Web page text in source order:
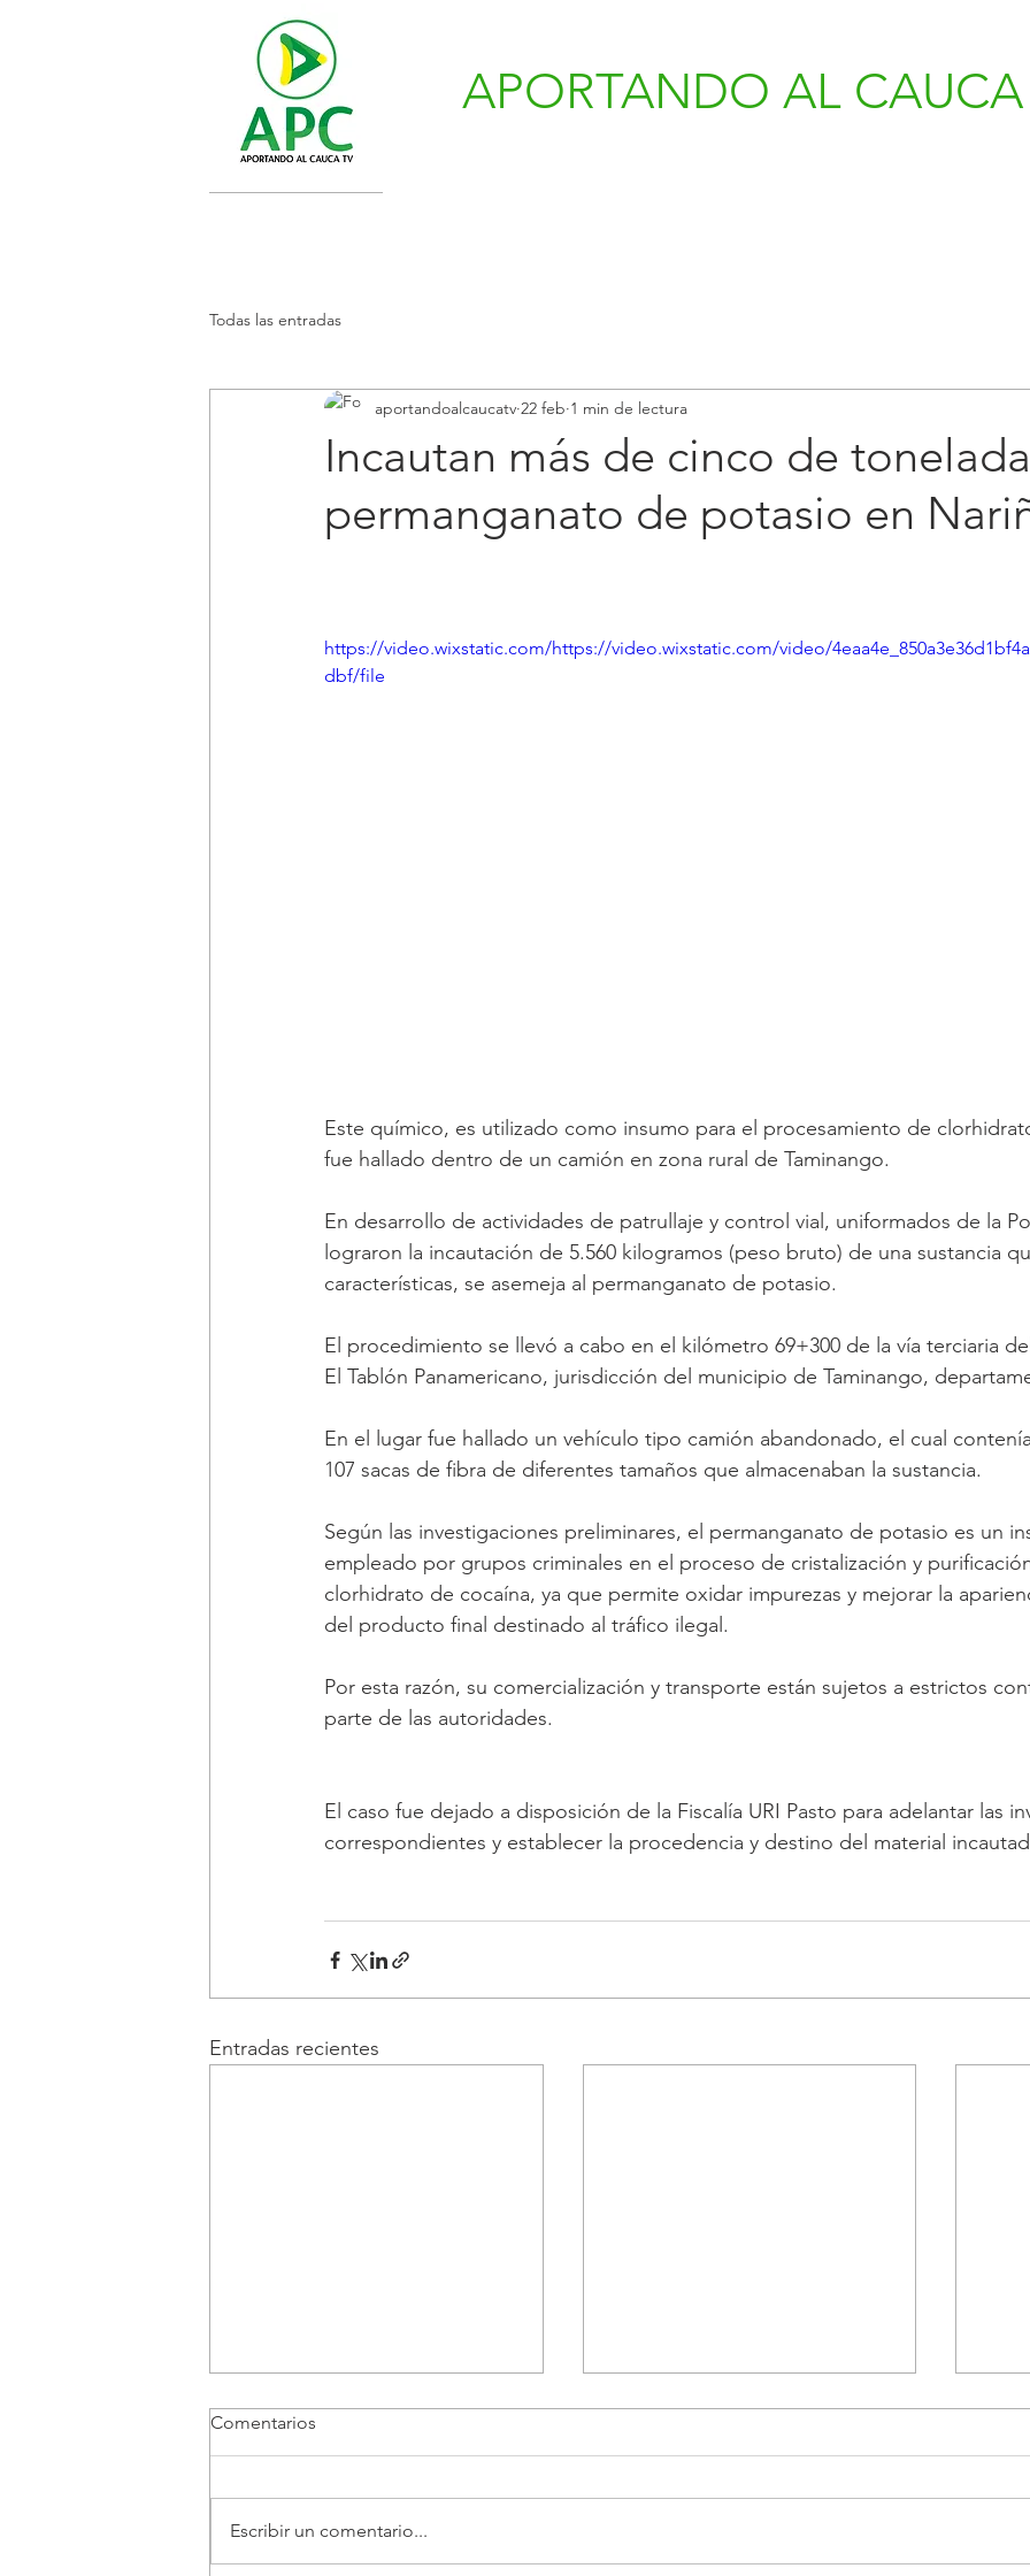
APORTANDO AL CAUCA
Todas las entradas
Incautan más de cinco de
permanganato de potasio en
aportandoalcaucatv 22 feb 1 min de lectura
https://video.wixstatic.com/https://video.wixstatic.com/video/
dbf/file
Este químico, es utilizado como insumo para el procesamiento de
fue hallado dentro de un camión en zona rural de Taminango.
En desarrollo de actividades de patrullaje y control vial, uniformados de la
lograron la incautación de 5.560 kilogramos (peso bruto) de una sustancia
características, se asemeja al permanganato de potasio.
El procedimiento se llevó a cabo en el kilómetro 69+300 de la vía terciaria
El Tablón Panamericano, jurisdicción del municipio de Taminango,
En el lugar fue hallado un vehículo tipo camión abandonado, el cual
107 sacas de fibra de diferentes tamaños que almacenaban la sustancia.
Según las investigaciones preliminares, el permanganato de potasio es un
empleado por grupos criminales en el proceso de cristalización y
clorhidrato de cocaína, ya que permite oxidar impurezas y mejorar la
del producto final destinado al tráfico ilegal.
Por esta razón, su comercialización y transporte están sujetos a estrictos
parte de las autoridades.
El caso fue dejado a disposición de la Fiscalía URI Pasto para adelantar las
correspondientes y establecer la procedencia y destino del material
Entradas recientes
Comentarios
Escribir un comentario...